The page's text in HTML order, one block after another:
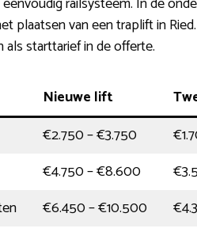
plaatsen van een traplift in
starttarief in de offerte.
Nieuwe lift
€2.750 – €3.750
€4.750 – €8.600
€6.450 – €10.500